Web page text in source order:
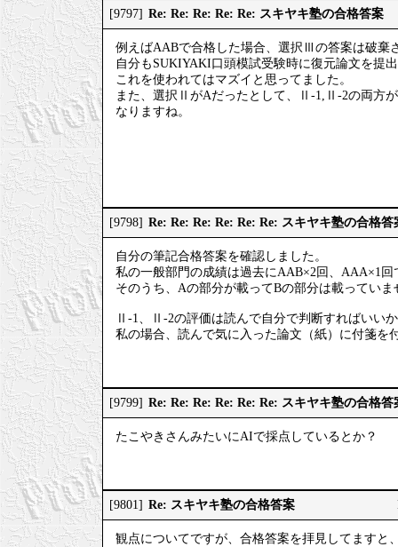
[9797] Re: Re: Re: Re: Re: スキヤキ塾の合格答案
例えばAABで合格した場合、選択Ⅲの答案は破棄
自分もSUKIYAKI口頭模試受験時に復元論文を提
これを使われてはマズイと思ってました。
また、選択ⅡがAだったとして、Ⅱ-1,Ⅱ-2の両方
なりますね。
[9798] Re: Re: Re: Re: Re: Re: スキヤキ塾の合格答
自分の筆記合格答案を確認しました。
私の一般部門の成績は過去にAAB×2回、AAA×1回
そのうち、Aの部分が載ってBの部分は載っていま
Ⅱ-1、Ⅱ-2の評価は読んで自分で判断すればいい
私の場合、読んで気に入った論文（紙）に付箋を
[9799] Re: Re: Re: Re: Re: Re: スキヤキ塾の合格答
たこやきさんみたいにAIで採点しているとか？
[9801] Re: スキヤキ塾の合格答案
観点についてですが、合格答案を拝見してますと